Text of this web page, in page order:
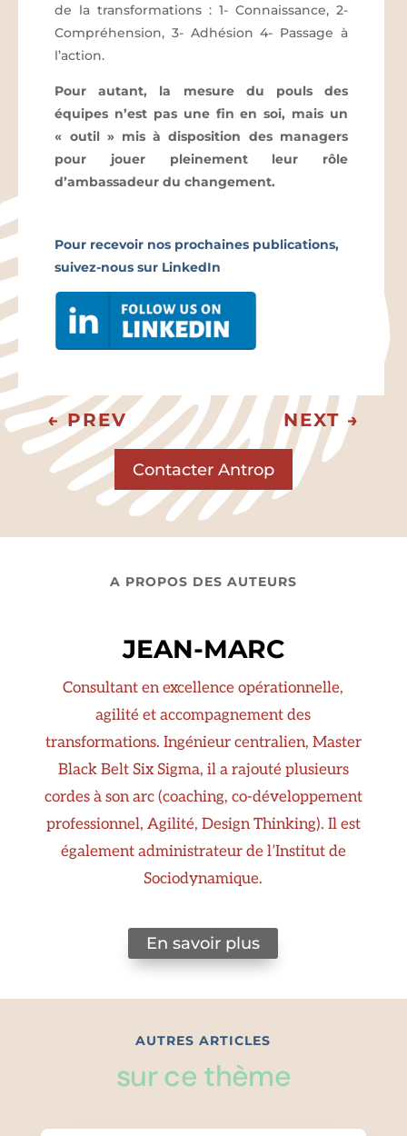
de la transformations : 1- Connaissance, 2-
Compréhension, 3- Adhésion 4- Passage à
l’action.
Pour autant, la mesure du pouls des
équipes n’est pas une fin en soi, mais un
« outil » mis à disposition des managers
pour jouer pleinement leur rôle
d’ambassadeur du changement.
Pour recevoir nos prochaines publications,
suivez-nous sur LinkedIn
←PREV NEXT →
Contacter Antrop
A PROPOS DES AUTEURS
JEAN-MARC
Consultant en excellence opérationnelle,
agilité et accompagnement des
transformations. Ingénieur centralien, Master
Black Belt Six Sigma, il a rajouté plusieurs
cordes à son arc (coaching, co-développement
professionnel, Agilité, Design Thinking). Il est
également administrateur de l’Institut de
Sociodynamique.
En savoir plus
AUTRES ARTICLES
sur ce thème